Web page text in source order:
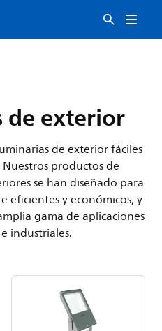
de exterior
de exterior fáciles
productos de
se han diseñado para
eficientes y económicos, y
gama de aplicaciones
industriales.